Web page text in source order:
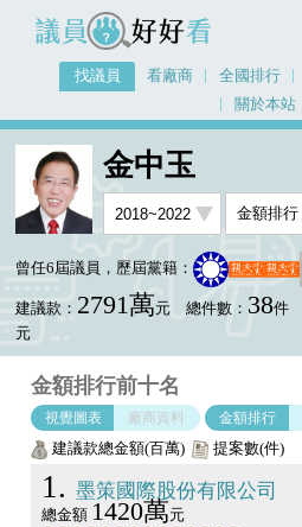
議員好好看
找議員 看廠商 全國排行
關於本站
首頁 找議員
金中玉
曾任6屆議員，歷屆黨籍：
建議款： 2791萬元 總件數： 38件
元
金額排行前十名
視覺圖表 廠商資料 金額排行
建議款總金額(百萬) 提案數(件)
1 墨策國際股份有限公司
總金額 1420萬元